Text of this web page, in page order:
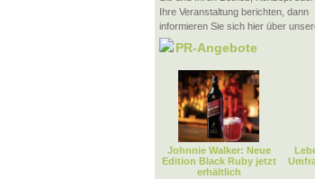
Ihre Veranstaltung berichten, dann
informieren Sie sich hier über
PR-Angebote
Johnnie Walker: Neue
Edition Black Ruby jetzt
erhältlich